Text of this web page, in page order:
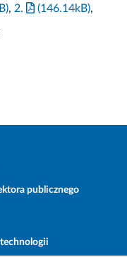
, 2. (146.14kB),
publicznego